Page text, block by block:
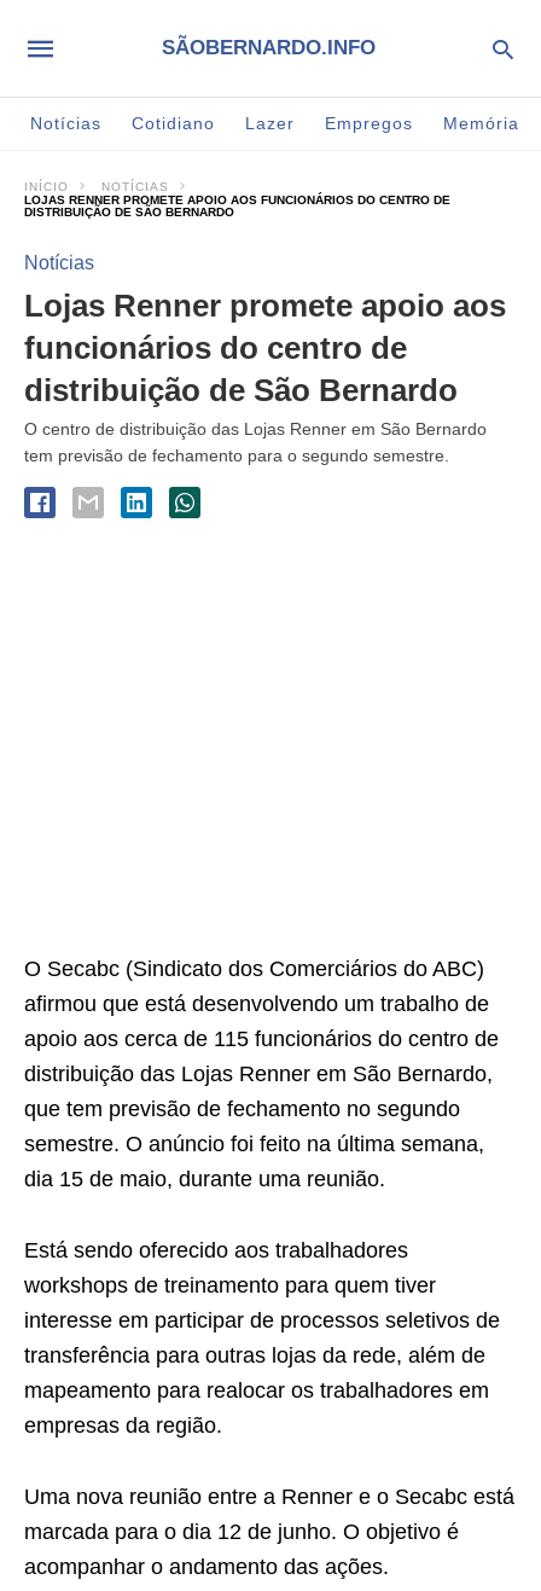
SÃOBERNARDO.INFO
Notícias Cotidiano Lazer Empregos Memória
INÍCIO
NOTÍCIAS
LOJAS RENNER PROMETE APOIO AOS FUNCIONÁRIOS DO CENTRO DE
DISTRIBUIÇÃO DE SÃO BERNARDO
Notícias
Lojas Renner promete apoio aos
funcionários do centro de
distribuição de São Bernardo
O centro de distribuição das Lojas Renner em São Bernardo
tem previsão de fechamento para o segundo semestre.
O Secabc (Sindicato dos Comerciários do ABC)
afirmou que está desenvolvendo um trabalho de
apoio aos cerca de 115 funcionários do centro de
distribuição das Lojas Renner em São Bernardo,
que tem previsão de fechamento no segundo
semestre. O anúncio foi feito na última semana,
dia 15 de maio, durante uma reunião.
Está sendo oferecido aos trabalhadores
workshops de treinamento para quem tiver
interesse em participar de processos seletivos de
transferência para outras lojas da rede, além de
mapeamento para realocar os trabalhadores em
empresas da região.
Uma nova reunião entre a Renner e o Secabc está
marcada para o dia 12 de junho. O objetivo é
acompanhar o andamento das ações.